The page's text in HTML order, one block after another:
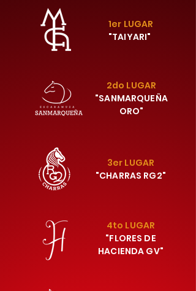
¡Gracias!
LIENZO CHARRO "SANTA MARÍA"
LAGOS DE MORENO, JALISCO.
1er LUGAR
"TAIYARI"
2do LUGAR
"SANMARQUEÑA
ORO"
3er LUGAR
"CHARRAS RG2"
4to LUGAR
"FLORES DE
HACIENDA GV"